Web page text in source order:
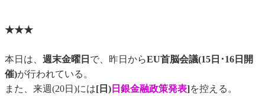
★★★
本日は、 週末金曜日 で、昨日からEU首脳会議(15日･16日開
催)が行われている。
また、来週(20日)には[日) 日銀金融政策発表]を控える。